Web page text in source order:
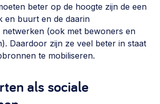
beter op de hoogte zijn de een
en buurt en de daarin
(ook met bewoners en
Daardoor zijn ze veel beter in staat
te mobiliseren.
als sociale